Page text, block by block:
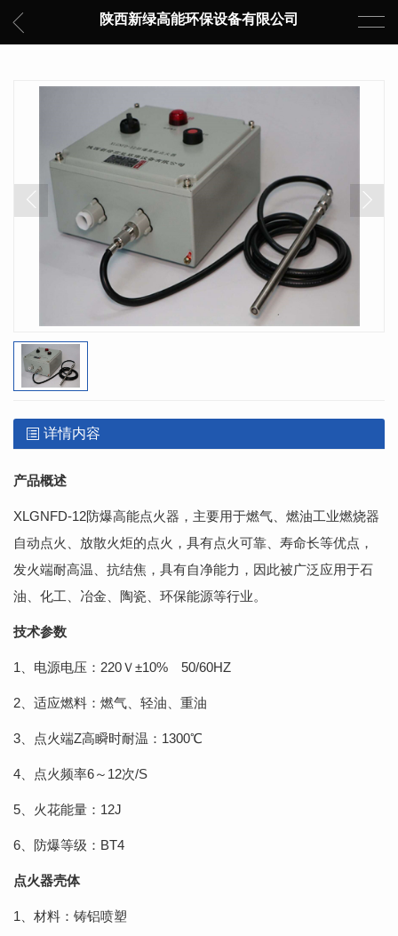
陕西新绿高能环保设备有限公司
详情内容
产品概述
XLGNFD-12防爆高能点火器，主要用于燃气、燃油工业燃烧器
自动点火、放散火炬的点火，具有点火可靠、寿命长等优点，
发火端耐高温、抗结焦，具有自净能力，因此被广泛应用于石
油、化工、冶金、陶瓷、环保能源等行业。
技术参数
1、电源电压：220Ｖ±10% 50/60HZ
2、适应燃料：燃气、轻油、重油
3、点火端Z高瞬时耐温：1300℃
4、点火频率6～12次/S
5、火花能量：12J
6、防爆等级：BT4
点火器壳体
1、材料：铸铝喷塑